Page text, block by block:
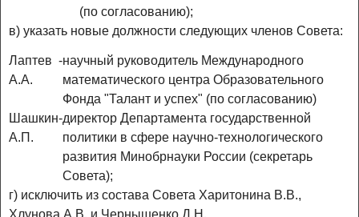
(по согласованию);
в) указать новые должности следующих членов Совета:
Лаптев
А.А.
-научный руководитель Международного
математического центра Образовательного
Фонда "Талант и успех" (по согласованию)
Шашкин
А.П.
-директор Департамента государственной
политики в сфере научно-технологического
развития Минобрнауки России (секретарь
Совета);
г) исключить из состава Совета Харитонина В.В.,
Хлунова А.В. и Чернышенко Д.Н.